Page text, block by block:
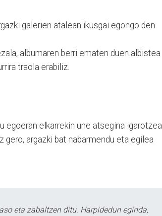
galerien atalean ikusgai egongo den
albumaren berri ematen duen albistea
traola erabiliz.
egoeran elkarrekin une atsegina igarotzea.
gero, argazki bat nabarmendu eta egilea
eta zabaltzen ditu. Harpidedun eginda,